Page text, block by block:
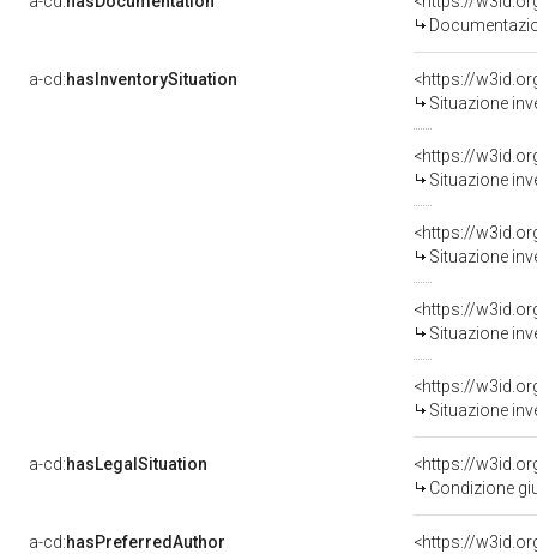
a-cd:hasInventorySituation
<https://
Situazione
<https://
Situazione
<https://
Situazione
<https://
Situazione
<https://
Situazione
a-cd:hasLegalSituation
<https://
Condizione
a-cd:hasPreferredAuthor
<https://